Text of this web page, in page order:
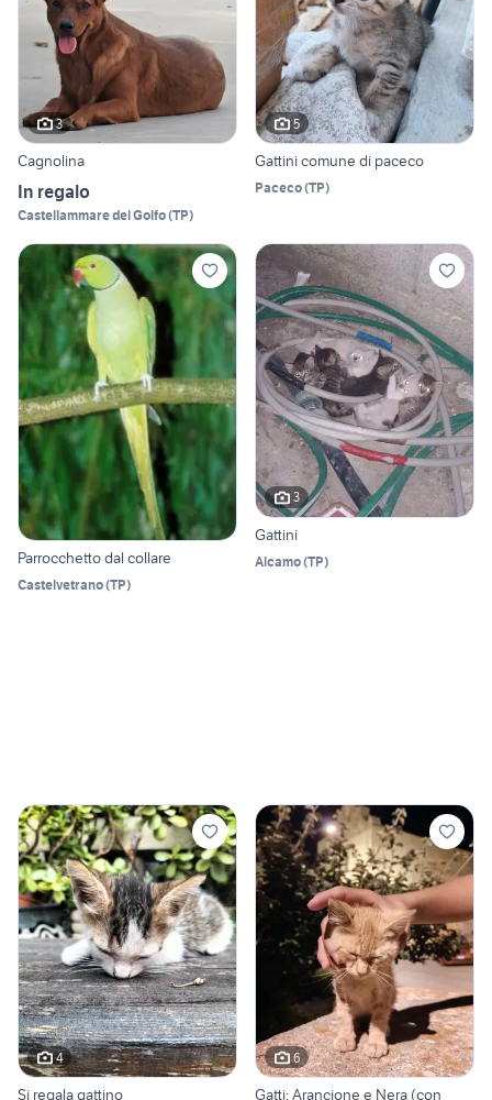
3
Cagnolina
In regalo
Castellammare del Golfo(TP)
5
Gattini comune di paceco
Paceco(TP)
Parrocchetto dal collare
Castelvetrano(TP)
3
Gattini
Alcamo(TP)
4
Si regala gattino
6
Gatti: Arancione e Nera (con